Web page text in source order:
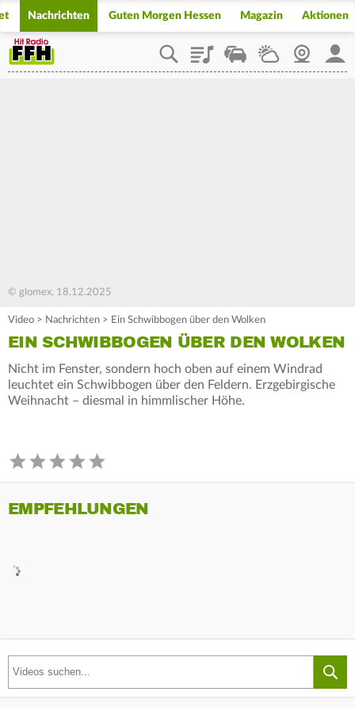
Nachrichten Guten Morgen Hessen Magazin Aktionen
PlaylistStaupilotWetterWebcam
© glomex, 18.12.2025
Video > Nachrichten > Ein Schwibbogen über den Wolken
EIN SCHWIBBOGEN ÜBER DEN WOLKEN
Nicht im Fenster, sondern hoch oben auf einem Windrad
leuchtet ein Schwibbogen über den Feldern. Erzgebirgische
Weihnacht – diesmal in himmlischer Höhe.
EMPFEHLUNGEN